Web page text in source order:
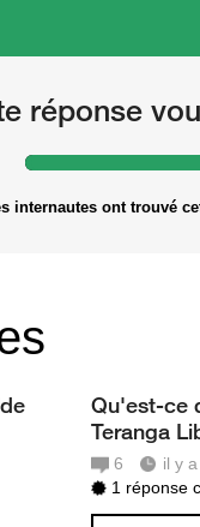
réponse
internautes ont trouvé
Qu'est-ce
Teranga
6
il y
1 réponse